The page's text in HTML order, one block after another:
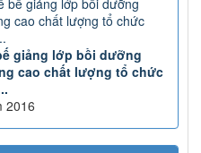
giảng lớp bồi dưỡng
cao chất lượng tổ chức
2016